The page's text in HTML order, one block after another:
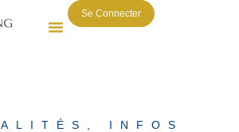
Se Connecter
INFOS